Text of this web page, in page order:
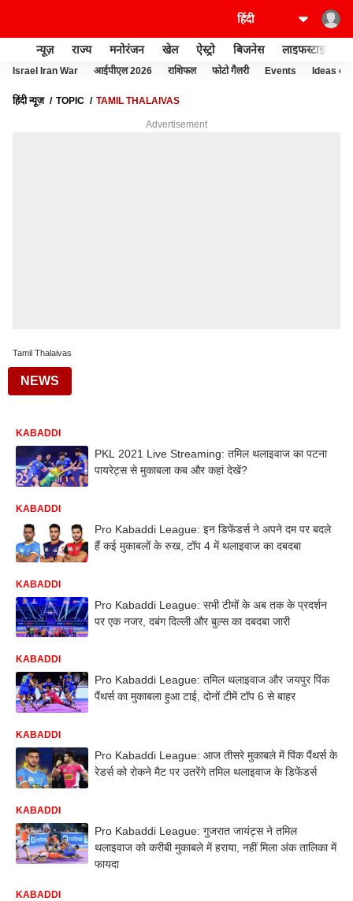
न्यूज़ राज्य मनोरंजन खेल ऐस्ट्रो बिजनेस लाइफस्टाइल
Israel Iran War आईपीएल 2026 राशिफल फोटो गैलरी Events Ideas of
हिंदी न्यूज़ TOPIC TAMIL THALAIVAS
Advertisement
Tamil Thalaivas
NEWS
KABADDI
PKL 2021 Live Streaming: तमिल थलाइवाज का पटना
पायरेट्स से मुकाबला कब और कहां देखें?
KABADDI
Pro Kabaddi League: इन डिफेंडर्स ने अपने दम पर बदले
हैं कई मुकाबलों के रुख, टॉप 4 में थलाइवाज का दबदबा
KABADDI
Pro Kabaddi League: सभी टीमों के अब तक के प्रदर्शन
पर एक नजर, दबंग दिल्ली और बुल्स का दबदबा जारी
KABADDI
Pro Kabaddi League: तमिल थलाइवाज और जयपुर पिंक
पैंथर्स का मुकाबला हुआ टाई, दोनों टीमें टॉप 6 से बाहर
KABADDI
Pro Kabaddi League: आज तीसरे मुकाबले में पिंक पैंथर्स के
रेडर्स को रोकने मैट पर उतरेंगे तमिल थलाइवाज के डिफेंडर्स
KABADDI
Pro Kabaddi League: गुजरात जायंट्स ने तमिल
थलाइवाज को करीबी मुकाबले में हराया, नहीं मिला अंक तालिका में
फायदा
KABADDI